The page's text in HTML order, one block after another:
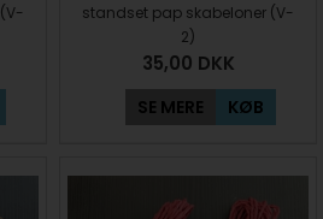
standset pap skabeloner (V-
2)
35,00 DKK
SE MERE KØB